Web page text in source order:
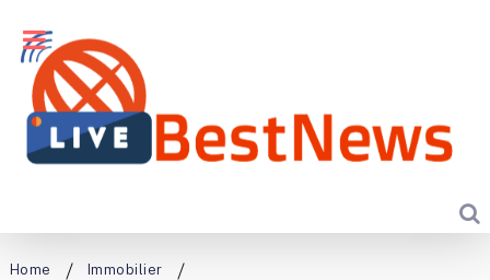
Home
Immobilier